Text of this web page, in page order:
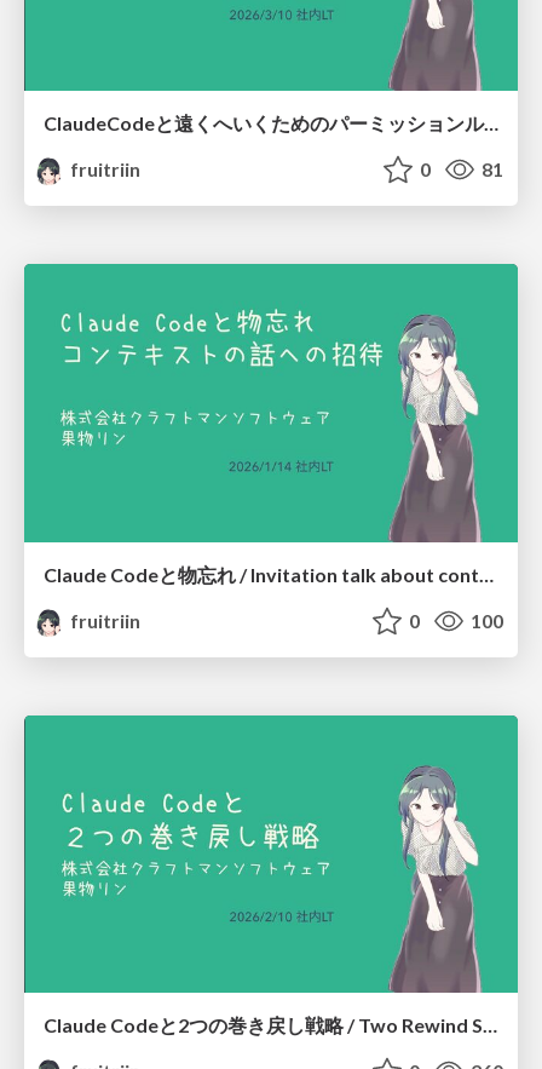
ClaudeCodeと遠くへいくためのパーミッションルール/Stop Checking, Start Trusting: Claude Code Permission Rules
fruitriin
0 81
fruitriin
0 100
Claude Codeと2つの巻き戻し戦略 / Two Rewind Strategies with Claude Code